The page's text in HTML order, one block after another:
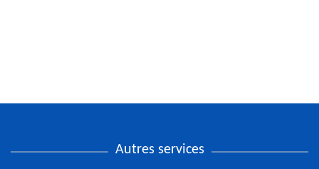
Autres services